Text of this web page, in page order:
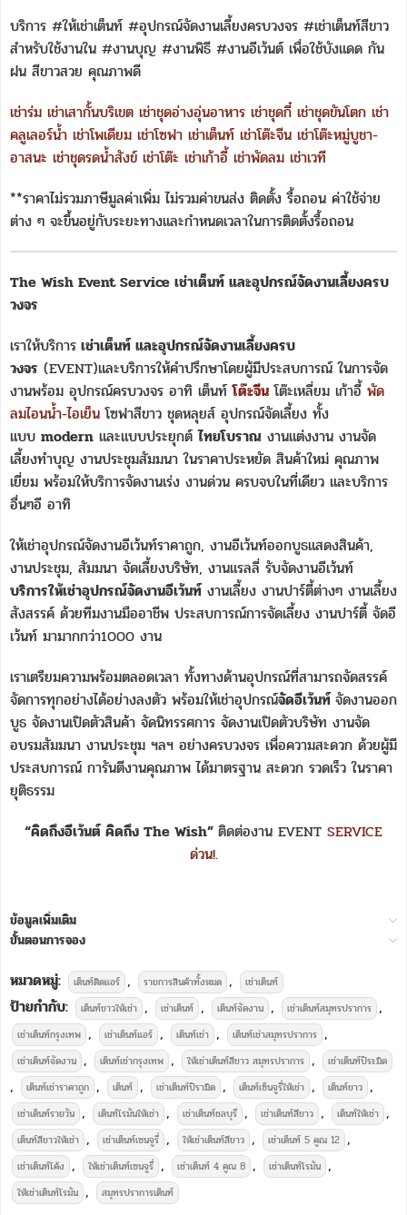
บริการ #ให้เช่าเต็นท์ #อุปกรณ์จัดงานเลี้ยงครบวงจร #เช่าเต็นท์สีขาว
สำหรับใช้งานใน #งานบุญ #งานพิธี #งานอีเว้นต์ เพื่อใช้บังแดด กัน
ฝน สีขาวสวย คุณภาพดี
เช่าร่ม เช่าเสากั้นบริเขต เช่าชุดอ่างอุ่นอาหาร เช่าชุดกี๋ เช่าชุดขันโตก เช่า
คลูเลอร์น้ำ เช่าโพเดียม เช่าโซฟา เช่าเต็นท์ เช่าโต๊ะจีน เช่าโต๊ะหมู่บูชา-
อาสนะ เช่าชุดรดน้ำสังข์ เช่าโต๊ะ เช่าเก้าอี้ เช่าพัดลม เช่าเวที
**ราคาไม่รวมภาษีมูลค่าเพิ่ม ไม่รวมค่าขนส่ง ติดตั้ง รื้อถอน ค่าใช้จ่าย
ต่าง ๆ จะขึ้นอยู่กับระยะทางและกำหนดเวลาในการติดตั้งรื้อถอน
The Wish Event Service เช่าเต็นท์ และอุปกรณ์จัดงานเลี้ยงครบ
วงจร
เราให้บริการ เช่าเต็นท์ และอุปกรณ์จัดงานเลี้ยงครบ
วงจร (EVENT)และบริการให้คำปรึกษาโดยผู้มีประสบการณ์ ในการจัด
งานพร้อม อุปกรณ์ครบวงจร อาทิ เต็นท์โต๊ะจีน โต๊ะเหลี่ยม เก้าอี้ พัด
ลมไอนน้ำ-ไอเย็น โซฟาสีขาว ชุดหลุยส์ อุปกรณ์จัดเลี้ยง ทั้ง
แบบ modern และแบบประยุกต์ไทยโบราณ งานแต่งงาน งานจัด
เลี้ยงทำบุญ งานประชุมสัมมนา ในราคาประหยัด สินค้าใหม่ คุณภาพ
เยี่ยม พร้อมให้บริการจัดงานเร่ง งานด่วน ครบจบในที่เดียว และบริการ
อื่นๆอี อาทิ
ให้เช่าอุปกรณ์จัดงานอีเว้นท์ราคาถูก, งานอีเว้นท์ออกบูธแสดงสินค้า,
งานประชุม, สัมมนา จัดเลี้ยงบริษัท, งานแรลลี่ รับจัดงานอีเว้นท์
บริการให้เช่าอุปกรณ์จัดงานอีเว้นท์ งานเลี้ยง งานปาร์ตี้ต่างๆ งานเลี้ยง
สังสรรค์ ด้วยทีมงานมืออาชีพ ประสบการณ์การจัดเลี้ยง งานปาร์ตี้ จัดอี
เว้นท์ มามากกว่า1000 งาน
เราเตรียมความพร้อมตลอดเวลา ทั้งทางด้านอุปกรณ์ที่สามารถจัดสรรค์
จัดการทุกอย่างได้อย่างลงตัว พร้อมให้เช่าอุปกรณ์จัดอีเว้นท์ จัดงานออก
บูธ จัดงานเปิดตัวสินค้า จัดนิทรรศการ จัดงานเปิดตัวบริษัท งานจัด
อบรมสัมมนา งานประชุม ฯลฯ อย่างครบวงจร เพื่อความสะดวก ด้วยผู้มี
ประสบการณ์ การันตีงานคุณภาพ ได้มาตรฐาน สะดวก รวดเร็ว ในราคา
ยุติธรรม
“คิดถึงอีเว้นต์ คิดถึง The Wish” ติดต่องาน EVENT SERVICE
ด่วน!.
ข้อมูลเพิ่มเติม
ขั้นตอนการจอง
หมวดหมู่: เต็นท์ติดแอร์ , รายการสินค้าทั้งหมด , เช่าเต็นท์
ป้ายกำกับ: เต็นท์ขาวให้เช่า , เช่าเต็นท์ , เต็นท์จัดงาน , เช่าเต็นท์สมุทรปราการ ,
เช่าเต็นท์กรุงเทพ , เช่าเต็นท์แอร์ , เต็นท์เช่า , เต็นท์เช่าสมุทรปราการ ,
เช่าเต็นท์จัดงาน , เต็นท์เช่ากรุงเทพ , ให้เช่าเต็นท์สีขาว สมุทรปราการ , เช่าเต็นท์ปิระมิด
, เต็นท์เช่าราคาถูก , เต็นท์ , เช่าเต็นท์ปิรามิด , เต็นท์เซ็นจูรี่ให้เช่า , เต็นท์ขาว ,
เช่าเต็นท์รายวัน , เต็นท์โรมันให้เช่า , เช่าเต็นท์ชลบุรี , เช่าเต็นท์สีขาว , เต็นท์ให้เช่า ,
เต็นท์สีขาวให้เช่า , เช่าเต็นท์เซนจูรี่ , ให้เช่าเต็นท์สีขาว , เช่าเต็นท์ 5 คูณ 12 ,
เช่าเต็นท์โค้ง , ให้เช่าเต็นท์เซนจูรี่ , เช่าเต็นท์ 4 คูณ 8 , เช่าเต็นท์โรมัน ,
ให้เช่าเต็นท์โรมัน , สมุทรปราการเต็นท์